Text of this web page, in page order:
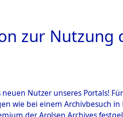
zur Nutzung
Nutzer unseres Portals!
wie bei einem Archivbesuch